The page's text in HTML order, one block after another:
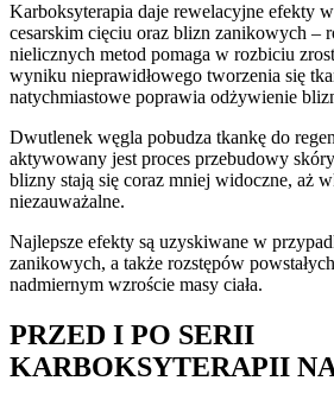
Karboksyterapia daje rewelacyjne efekty
cesarskim cięciu oraz blizn zanikowych –
nielicznych metod pomaga w rozbiciu
wyniku nieprawidłowego tworzenia się
natychmiastowe poprawia odżywienie
Dwutlenek węgla pobudza tkankę do
aktywowany jest proces przebudowy
blizny stają się coraz mniej widoczne, aż
niezauważalne.
Najlepsze efekty są uzyskiwane w
zanikowych, a także rozstępów
nadmiernym wzroście masy ciała.
PRZED I PO SERII
KARBOKSYTERAPII